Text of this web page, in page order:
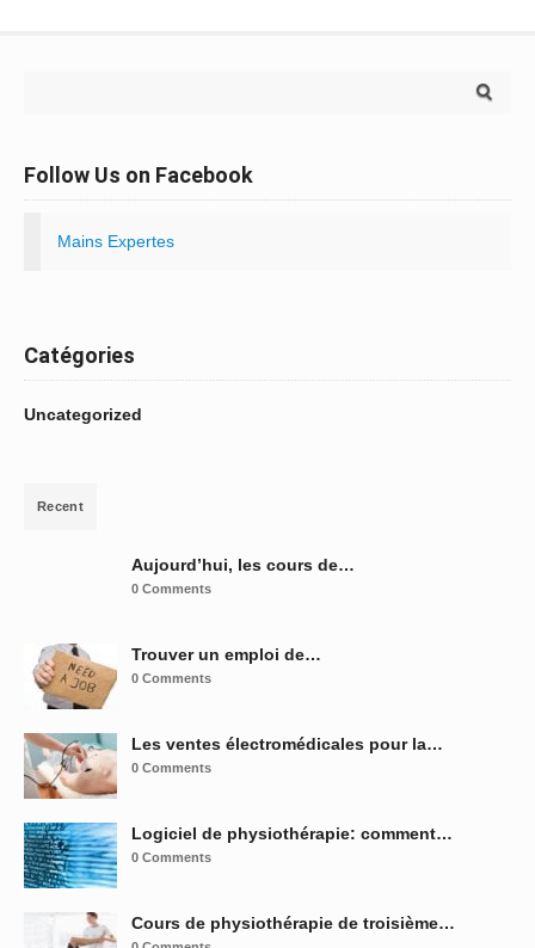
Follow Us on Facebook
Mains Expertes
Catégories
Uncategorized
Recent
Aujourd’hui, les cours de…
0 Comments
Trouver un emploi de…
0 Comments
Les ventes électromédicales pour la…
0 Comments
Logiciel de physiothérapie: comment…
0 Comments
Cours de physiothérapie de troisième…